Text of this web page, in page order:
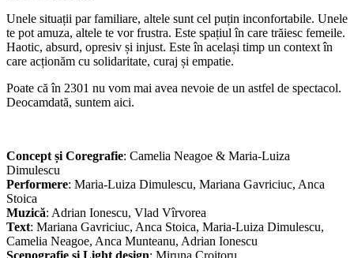
Unele situații par familiare, altele sunt cel puțin inconfortabile. Unele
te pot amuza, altele te vor frustra. Este spațiul în care trăiesc femeile.
Haotic, absurd, opresiv și injust. Este în același timp un context în
care acționăm cu solidaritate, curaj și empatie.
Poate că în 2301 nu vom mai avea nevoie de un astfel de spectacol.
Deocamdată, suntem aici.
Concept și Coregrafie: Camelia Neagoe & Maria-Luiza
Dimulescu
Performere: Maria-Luiza Dimulescu, Mariana Gavriciuc, Anca
Stoica
Muzică: Adrian Ionescu, Vlad Vîrvorea
Text: Mariana Gavriciuc, Anca Stoica, Maria-Luiza Dimulescu,
Camelia Neagoe, Anca Munteanu, Adrian Ionescu